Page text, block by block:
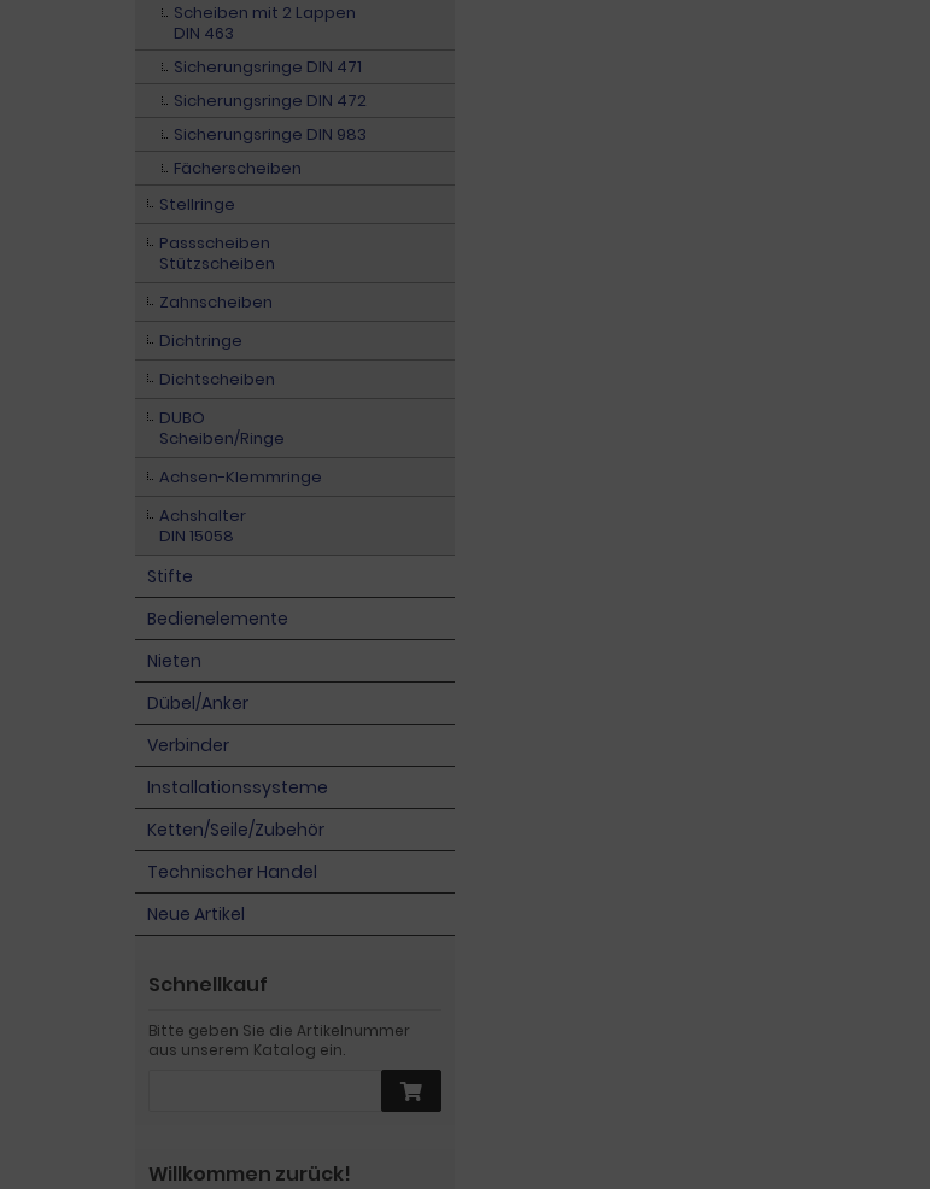
Scheiben mit 2 Lappen
DIN 463
Sicherungsringe DIN 471
Sicherungsringe DIN 472
Sicherungsringe DIN 983
Fächerscheiben
Stellringe
Passscheiben
Stützscheiben
Zahnscheiben
Dichtringe
Dichtscheiben
DUBO
Scheiben/Ringe
Achsen-Klemmringe
Achshalter
DIN 15058
Stifte
Bedienelemente
Nieten
Dübel/Anker
Verbinder
Installationssysteme
Ketten/Seile/Zubehör
Technischer Handel
Neue Artikel
Schnellkauf
Bitte geben Sie die Artikelnummer
aus unserem Katalog ein.
Willkommen zurück!